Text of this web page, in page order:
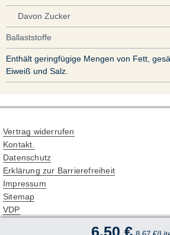
6,50 €
Davon Zucker
Ballaststoffe
Enthält geringfügige Mengen von Fett,
Eiweiß und Salz.
Vertrag widerrufen
Kontakt.
Datenschutz
Erklärung zur Barrierefreiheit
Impressum
Sitemap
VDP